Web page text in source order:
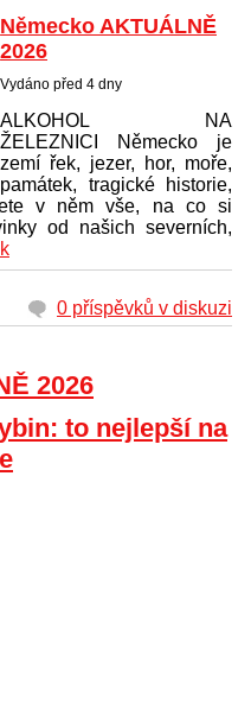
Německo AKTUÁLNĚ
2026
Vydáno před 4 dny
ALKOHOL NA
ŽELEZNICI Německo je
zemí řek, jezer, hor, moře,
památek, tragické historie,
v něm vše, na co si
od našich severních,
0 příspěvků v diskuzi
2026
to nejlepší na